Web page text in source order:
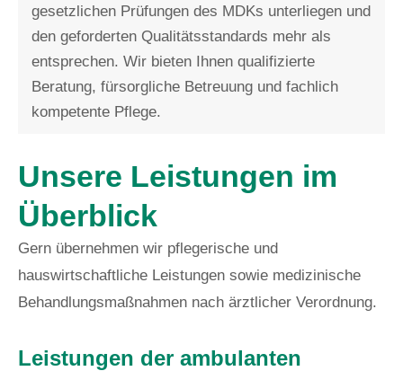
gesetzlichen Prüfungen des MDKs unterliegen und
den geforderten Qualitätsstandards mehr als
entsprechen. Wir bieten Ihnen qualifizierte
Beratung, fürsorgliche Betreuung und fachlich
kompetente Pflege.
Unsere Leistungen im
Überblick
Gern übernehmen wir pflegerische und
hauswirtschaftliche Leistungen sowie medizinische
Behandlungsmaßnahmen nach ärztlicher Verordnung.
Leistungen der ambulanten